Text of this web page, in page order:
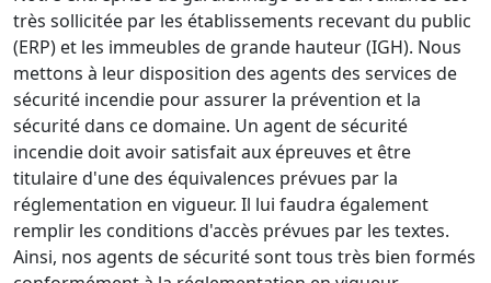
très sollicitée par les établissements recevant du public
(ERP) et les immeubles de grande hauteur (IGH). Nous
mettons à leur disposition des agents des services de
sécurité incendie pour assurer la prévention et la
sécurité dans ce domaine. Un agent de sécurité
incendie doit avoir satisfait aux épreuves et être
titulaire d'une des équivalences prévues par la
réglementation en vigueur. Il lui faudra également
remplir les conditions d'accès prévues par les textes.
Ainsi, nos agents de sécurité sont tous très bien formés